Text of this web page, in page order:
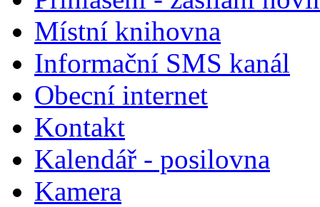
Místní knihovna
Informační SMS kanál
Obecní internet
Kontakt
Kalendář - posilovna
Kamera